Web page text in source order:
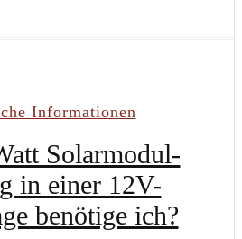
Informationen
Solarmodul-
in einer 12V-
benötige ich?